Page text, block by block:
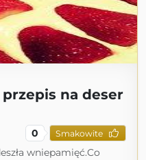
na deser
0 Smakowite
wniepamięć.Co